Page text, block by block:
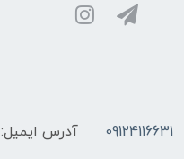
09124116631 آدرس ایمیل: